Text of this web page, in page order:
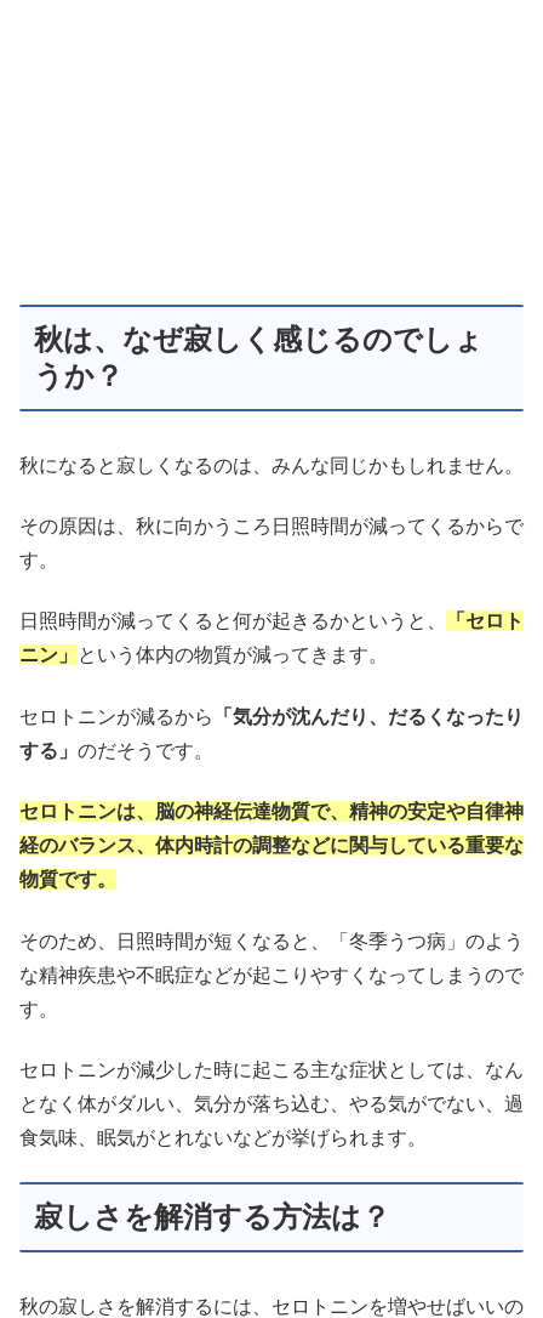
秋は、なぜ寂しく感じるのでしょ
うか？
秋になると寂しくなるのは、みんな同じかもしれません。
その原因は、秋に向かうころ日照時間が減ってくるからで
す。
日照時間が減ってくると何が起きるかというと、
「セロト
ニン」
という体内の物質が減ってきます。
セロトニンが減るから
「気分が沈んだり、だるくなったり
する」 のだそうです。
セロトニンは、脳の神経伝達物質で、精神の安定や自律神
経のバランス、体内時計の調整などに関与している重要な
物質です。
そのため、日照時間が短くなると、「冬季うつ病」のよう
な精神疾患や不眠症などが起こりやすくなってしまうので
す。
セロトニンが減少した時に起こる主な症状としては、なん
となく体がダルい、気分が落ち込む、やる気がでない、過
食気味、眠気がとれないなどが挙げられます。
寂しさを解消する方法は？
秋の寂しさを解消するには、セロトニンを増やせばいいの